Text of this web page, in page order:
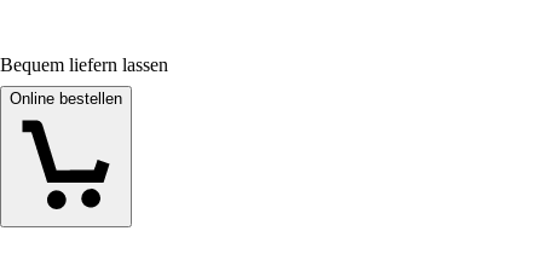
Bequem liefern lassen
Online bestellen